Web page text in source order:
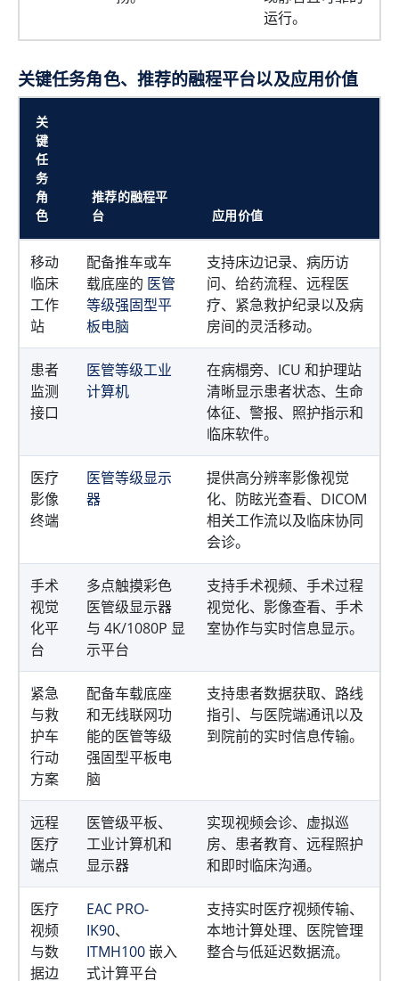
运行。
关键任务角色、推荐的融程平台以及应用价值
关
键
任
务
角
色
推荐的融程平
台
应用价值
移动
临床
工作
站
配备推车或车
载底座的 医管
等级强固型平
板电脑
支持床边记录、病历访
问、给药流程、远程医
疗、紧急救护纪录以及病
房间的灵活移动。
患者
监测
接口
医管等级工业
计算机
在病榻旁、ICU 和护理站
清晰显示患者状态、生命
体征、警报、照护指示和
临床软件。
医疗
影像
终端
医管等级显示
器
提供高分辨率影像视觉
化、防眩光查看、DICOM
相关工作流以及临床协同
会诊。
手术
视觉
化平
台
多点触摸彩色
医管级显示器
与 4K/1080P 显
示平台
支持手术视频、手术过程
视觉化、影像查看、手术
室协作与实时信息显示。
紧急
与救
护车
行动
方案
配备车载底座
和无线联网功
能的医管等级
强固型平板电
脑
支持患者数据获取、路线
指引、与医院端通讯以及
到院前的实时信息传输。
远程
医疗
端点
医管级平板、
工业计算机和
显示器
实现视频会诊、虚拟巡
房、患者教育、远程照护
和即时临床沟通。
医疗
视频
与数
据边
EAC PRO-
IK90、
ITMH100嵌入
式计算平台
支持实时医疗视频传输、
本地计算处理、医院管理
整合与低延迟数据流。